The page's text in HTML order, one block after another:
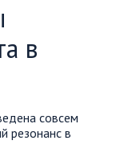
в
совсем
резонанс в